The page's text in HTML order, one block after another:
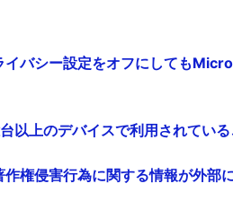
バシー設定をオフにしても
以上のデバイスで利用されてい
権侵害行為に関する情報が外部